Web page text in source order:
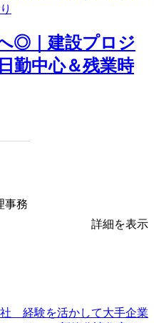
◎｜建設プロジ
勤中心＆残業時
事務
詳細を表示